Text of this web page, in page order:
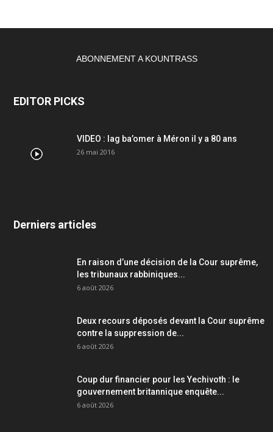
ABONNEMENT A KOUNTRASS
EDITOR PICKS
VIDEO : lag ba’omer à Méron il y a 80 ans
26 mai 2016
Derniers articles
En raison d’une décision de la Cour suprême,
les tribunaux rabbiniques...
6 août 2026
Deux recours déposés devant la Cour suprême
contre la suppression de...
6 août 2026
Coup dur financier pour les Yechivoth : le
gouvernement britannique enquête...
6 août 2026